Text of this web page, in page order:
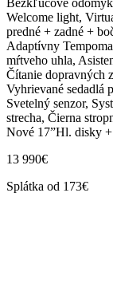
Welcome light,
predné + zadné +
Adaptívny
mŕtveho uhla,
Čítanie dopravných
Vyhrievané sedadlá
Svetelný senzor,
strecha, Čierna
Nové 17”Hl. disky
13 990€
Splátka od 173€